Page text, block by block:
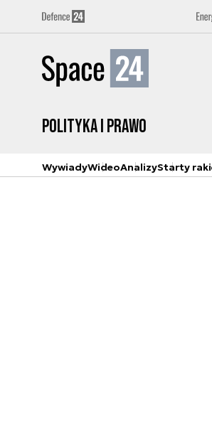
Polityka i prawo
WywiadyWideoAnalizyStarty